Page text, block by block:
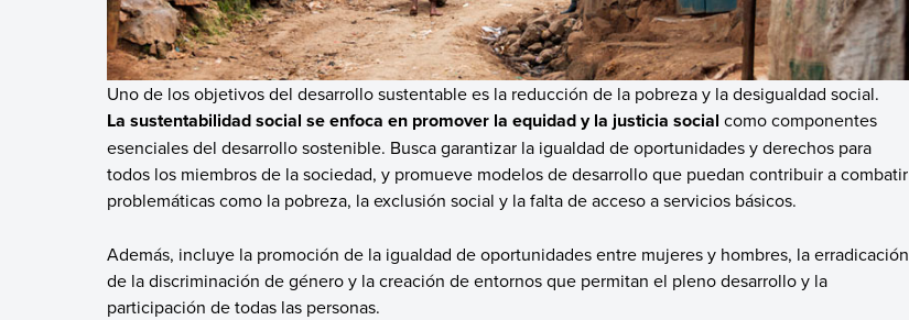
Uno de los objetivos del desarrollo sustentable es la reducción de la pobreza y la desigualdad social.
La sustentabilidad social se enfoca en promover la equidad y la justicia social como componentes
esenciales del desarrollo sostenible. Busca garantizar la igualdad de oportunidades y derechos para
todos los miembros de la sociedad, y promueve modelos de desarrollo que puedan contribuir a combatir
problemáticas como la pobreza, la exclusión social y la falta de acceso a servicios básicos.
Además, incluye la promoción de la igualdad de oportunidades entre mujeres y hombres, la erradicación
de la discriminación de género y la creación de entornos que permitan el pleno desarrollo y la
participación de todas las personas.